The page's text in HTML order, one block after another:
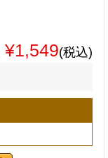
¥1,549(税込)